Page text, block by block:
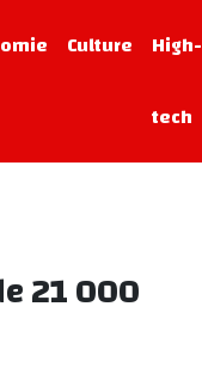
Culture High-
tech
21 000